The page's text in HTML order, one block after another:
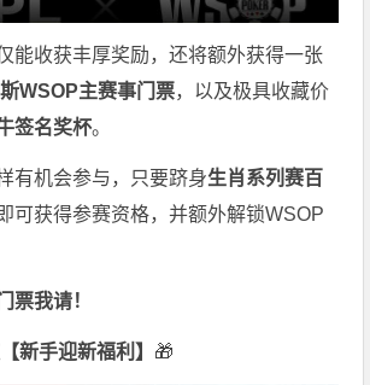
能收获丰厚奖励，还将额外获得一张
WSOP主赛事门票，以及极具收藏价
签名奖杯。
有机会参与，只要跻身生肖系列赛百
可获得参赛资格，并额外解锁WSOP
票我请！
新手迎新福利】 🎁